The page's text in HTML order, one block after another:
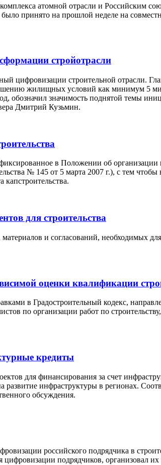
атомной отрасли и Российским
принято на прошлой неделе на
стройотрасли
строительной отрасли.
жилищных условий как минимум 5
обозначил значимость поднятой темы
Дмитрий Кузьмин.
в Положении об
№ 145 от 5 марта 2007 г.), с тем
капстроительства.
для строительства
и согласований, необходимых
оценки квалификации
в Градостроительный кодекс,
по организации работ по
кредиты
для финансирования за счет
инфраструктуры в регионах.
обсуждения.
российского подрядчика в
подрядчиков, организовал